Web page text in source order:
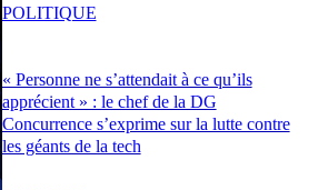
« Personne ne s’attendait à ce qu’ils
apprécient » : le chef de la DG
Concurrence s’exprime sur la lutte contre
les géants de la tech
POLITIQUE